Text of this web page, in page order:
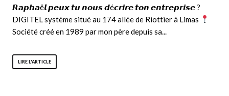
𝙍𝙖𝙥𝙝𝙖ë𝙡 𝙥𝙚𝙪𝙭 𝙩𝙪 𝙣𝙤𝙪𝙨 𝙙é𝙘𝙧𝙞𝙧𝙚 𝙩𝙤𝙣 𝙚𝙣𝙩𝙧𝙚𝙥𝙧𝙞𝙨𝙚 ?
DIGITEL système situé au 174 allée de Riottier à Limas
Société créé en 1989 par mon père depuis sa...
LIRE L'ARTICLE